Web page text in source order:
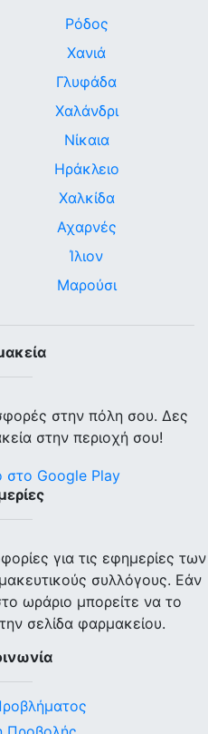
Ρόδος
Χανιά
Γλυφάδα
Χαλάνδρι
Νίκαια
Ηράκλειο
Χαλκίδα
Αχαρνές
Ίλιον
Μαρούσι
στην πόλη σου. Δες
στην περιοχή σου!
για τις εφημερίες των
συλλόγους. Εάν
ωράριο μπορείτε να το
σελίδα φαρμακείου.